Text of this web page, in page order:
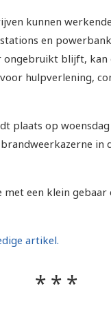
kunnen
en
ongebruikt blijft, kan
hulpverlening,
plaats op
in
met een klein
artikel.